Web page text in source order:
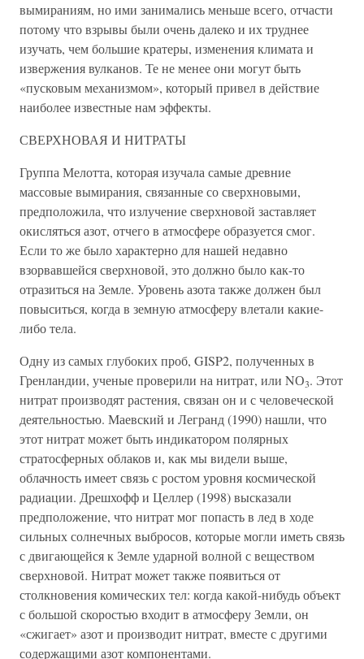
вымираниям, но ими занимались меньше всего, отчасти
потому что взрывы были очень далеко и их труднее
изучать, чем большие кратеры, изменения климата и
извержения вулканов. Те не менее они могут быть
«пусковым механизмом», который привел в действие
наиболее известные нам эффекты.
СВЕРХНОВАЯ И НИТРАТЫ
Группа Мелотта, которая изучала самые древние
массовые вымирания, связанные со сверхновыми,
предположила, что излучение сверхновой заставляет
окисляться азот, отчего в атмосфере образуется смог.
Если то же было характерно для нашей недавно
взорвавшейся сверхновой, это должно было как-то
отразиться на Земле. Уровень азота также должен был
повыситься, когда в земную атмосферу влетали какие-
либо тела.
Одну из самых глубоких проб, GISP2, полученных в
Гренландии, ученые проверили на нитрат, или NО3. Этот
нитрат производят растения, связан он и с человеческой
деятельностью. Маевский и Легранд (1990) нашли, что
этот нитрат может быть индикатором полярных
стратосферных облаков и, как мы видели выше,
облачность имеет связь с ростом уровня космической
радиации. Дрешхофф и Целлер (1998) высказали
предположение, что нитрат мог попасть в лед в ходе
сильных солнечных выбросов, которые могли иметь связь
с двигающейся к Земле ударной волной с веществом
сверхновой. Нитрат может также появиться от
столкновения комических тел: когда какой-нибудь объект
с большой скоростью входит в атмосферу Земли, он
«сжигает» азот и производит нитрат, вместе с другими
содержащими азот компонентами.